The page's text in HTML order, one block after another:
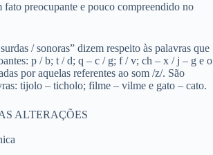
preocupante e pouco compreendido no
/ sonoras” dizem respeito às palavras que
p / b; t / d; q – c / g; f / v; ch – x / j – g e o
por aquelas referentes ao som /z/. São
tijolo – ticholo; filme – vilme e gato – cato.
ALTERAÇÕES